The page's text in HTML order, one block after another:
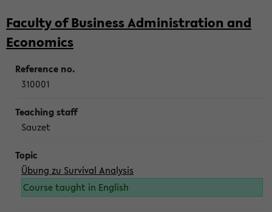
Faculty of Business Administration and
Economics
310001
Sauzet
Übung zu Survival Analysis
Course taught in English